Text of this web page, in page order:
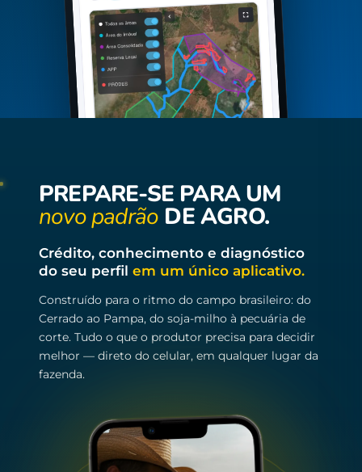
PREPARE-SE PARA UM
novo padrão DE AGRO.
Crédito, conhecimento e diagnóstico
do seu perfil em um único aplicativo.
Construído para o ritmo do campo brasileiro: do
Cerrado ao Pampa, do soja-milho à pecuária de
corte. Tudo o que o produtor precisa para decidir
melhor — direto do celular, em qualquer lugar da
fazenda.